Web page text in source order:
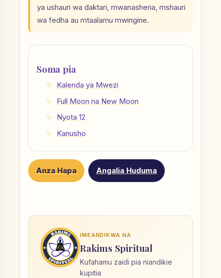
ya ushauri wa daktari, mwanasheria, mshauri
wa fedha au mtaalamu mwingine.
Soma pia
Kalenda ya Mwezi
Full Moon na New Moon
Nyota 12
Kanusho
Anza Hapa Angalia Huduma
IMEANDIKWA NA
Rakims Spiritual
Kufahamu zaidi pia niandikie
kupitia